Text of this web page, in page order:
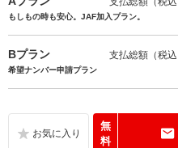
もしもの時も安心。JAF加入プラン。
Bプラン 支払総額（税
希望ナンバー申請プラン
無
料